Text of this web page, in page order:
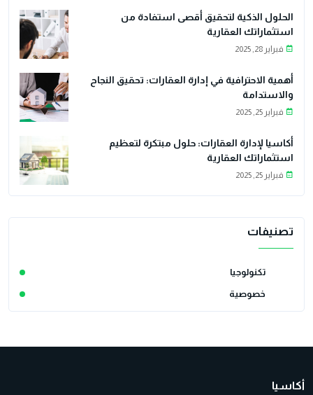
الحلول الذكية لتحقيق أقصى استفادة من
استثماراتك العقارية
فبراير 28, 2025
أهمية الاحترافية في إدارة العقارات: تحقيق النجاح
والاستدامة
فبراير 25, 2025
أكاسيا لإدارة العقارات: حلول مبتكرة لتعظيم
استثماراتك العقارية
فبراير 25, 2025
تصنيفات
تكنولوجيا
خصوصية
أكاسيا